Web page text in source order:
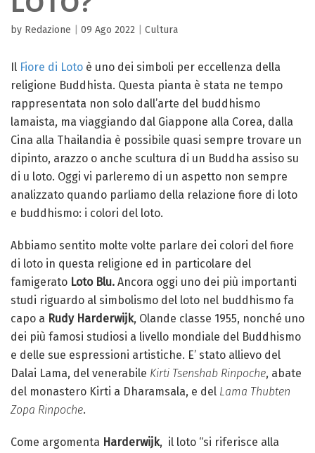
by Redazione 09 Ago 2022 Cultura
Il Fiore di Loto è uno dei simboli per eccellenza della
religione Buddhista. Questa pianta è stata ne tempo
rappresentata non solo dall’arte del buddhismo
lamaista, ma viaggiando dal Giappone alla Corea, dalla
Cina alla Thailandia è possibile quasi sempre trovare un
dipinto, arazzo o anche scultura di un Buddha assiso su
di u loto. Oggi vi parleremo di un aspetto non sempre
analizzato quando parliamo della relazione fiore di loto
e buddhismo: i colori del loto.
Abbiamo sentito molte volte parlare dei colori del fiore
di loto in questa religione ed in particolare del
famigerato Loto Blu. Ancora oggi uno dei più importanti
studi riguardo al simbolismo del loto nel buddhismo fa
capo a Rudy Harderwijk, Olande classe 1955, nonché uno
dei più famosi studiosi a livello mondiale del Buddhismo
e delle sue espressioni artistiche. E’ stato allievo del
Dalai Lama, del venerabile Kirti Tsenshab Rinpoche, abate
del monastero Kirti a Dharamsala, e del Lama Thubten
Zopa Rinpoche.
Come argomenta Harderwijk, il loto “si riferisce alla